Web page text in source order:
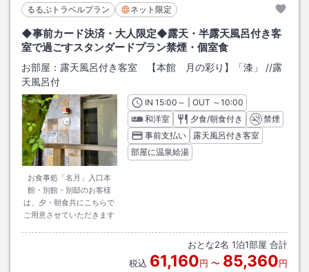
るるぶトラベルプラン ネット限定
◆事前カード決済・大人限定◆露天・半露天風呂付き客
室で過ごすスタンダードプラン禁煙・個室食
お部屋： 露天風呂付き客室 【本館 月の彩り】「漆」 //露
天風呂付
お食事処「名月」入口本
館・別館・別邸のお客様
は、夕・朝食共にこちらで
ご用意させていただきます
INチェックイン
15:00 ～ | OUT チェックアウト
～10:00
和洋室
夕食/朝食付き
禁煙
事前支払い
露天風呂付き客室
部屋に温泉給湯
おとな2名 1泊1部屋 合計
税込 61,160円 〜 85,360円